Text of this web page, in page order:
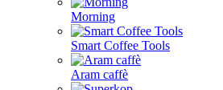
Morning
Smart Coffee Tools
Aram caffè